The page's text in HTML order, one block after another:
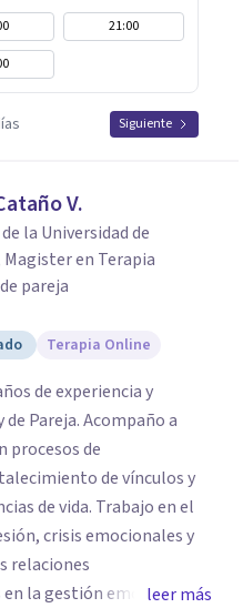
21:00
Siguiente
V.
la Universidad de
en Terapia
pareja
Terapia Online
de experiencia y
Pareja. Acompaño a
procesos de
de vínculos y
de vida. Trabajo en el
crisis emocionales y
relaciones
la gestión emocional,
leer más